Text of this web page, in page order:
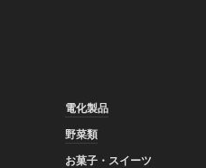
電化製品
野菜類
お菓子・スイーツ